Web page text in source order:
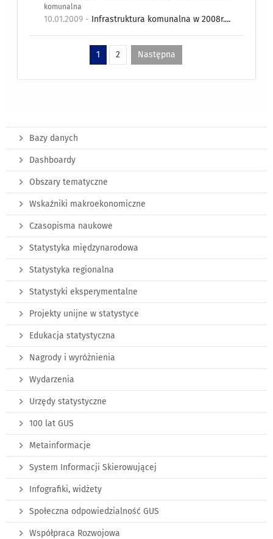
komunalna
10.01.2009 - Infrastruktura komunalna w 2008r....
1 2 Następna
Bazy danych
Dashboardy
Obszary tematyczne
Wskaźniki makroekonomiczne
Czasopisma naukowe
Statystyka międzynarodowa
Statystyka regionalna
Statystyki eksperymentalne
Projekty unijne w statystyce
Edukacja statystyczna
Nagrody i wyróżnienia
Wydarzenia
Urzędy statystyczne
100 lat GUS
Metainformacje
System Informacji Skierowującej
Infografiki, widżety
Społeczna odpowiedzialność GUS
Współpraca Rozwojowa